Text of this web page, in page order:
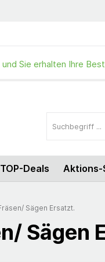
und Sie erhalten Ihre
TOP-Deals Aktions-
Sägen Ersatzt.
Sägen